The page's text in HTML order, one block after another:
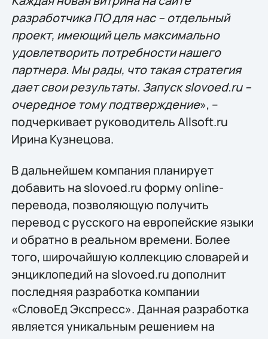
разработчика ПО для нас – отдельный
проект, имеющий цель максимально
удовлетворить потребности нашего
партнера. Мы рады, что такая стратегия
дает свои результаты. Запуск slovoed.ru –
очередное тому подтверждение», –
подчеркивает руководитель Allsoft.ru
Ирина Кузнецова.
В дальнейшем компания планирует
добавить на slovoed.ru форму online-
перевода, позволяющую получить
перевод с русского на европейские языки
и обратно в реальном времени. Более
того, широчайшую коллекцию словарей и
энциклопедий на slovoed.ru дополнит
последняя разработка компании
«СловоЕд Экспресс». Данная разработка
является уникальным решением на